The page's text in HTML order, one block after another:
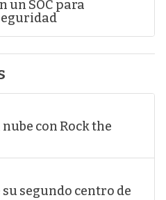
un SOC para
con Rock the
segundo centro de